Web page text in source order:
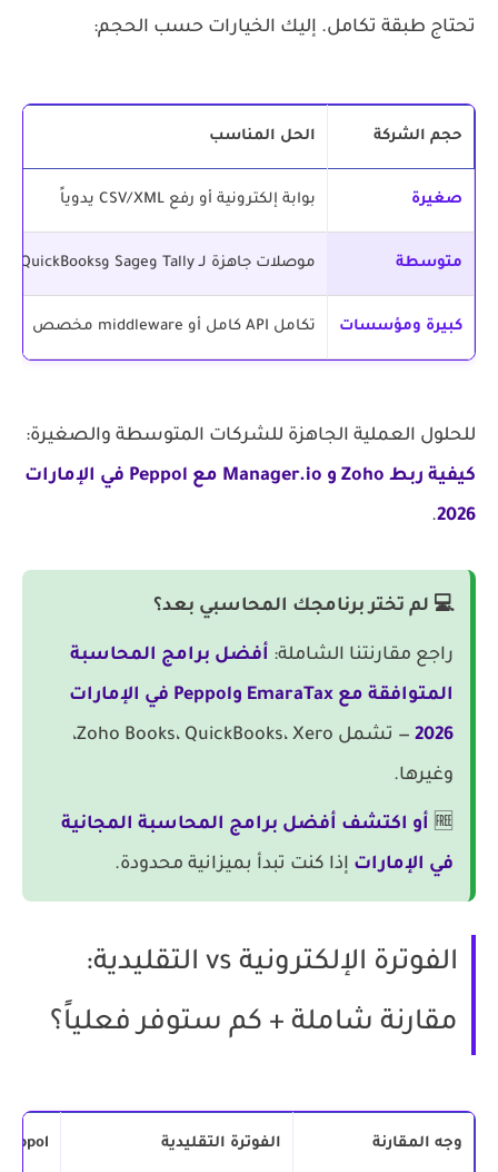
تحتاج طبقة تكامل. إليك الخيارات حسب الحجم:
حجم الشركة الحل المناسب
صغيرة بوابة إلكترونية أو رفع CSV/XML يدوياً
متوسطة موصلات جاهزة لـ Tally وSage وQuickBooks وZoho
كبيرة ومؤسسات تكامل API كامل أو middleware مخصص
للحلول العملية الجاهزة للشركات المتوسطة والصغيرة:
كيفية ربط Zoho و Manager.io مع Peppol في الإمارات
2026
.
💻 لم تختر برنامجك المحاسبي بعد؟
راجع مقارنتنا الشاملة: أفضل برامج المحاسبة
المتوافقة مع EmaraTax وPeppol في الإمارات
2026
— تشمل Zoho Books، QuickBooks، Xero،
وغيرها.
🆓 أو اكتشف أفضل برامج المحاسبة المجانية
في الإمارات إذا كنت تبدأ بميزانية محدودة.
الفوترة الإلكترونية vs التقليدية:
مقارنة شاملة + كم ستوفر فعلياً؟
وجه المقارنة الفوترة التقليدية Peppol الإلكترونية